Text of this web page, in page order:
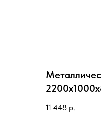
до 220кг на
11 448 р.